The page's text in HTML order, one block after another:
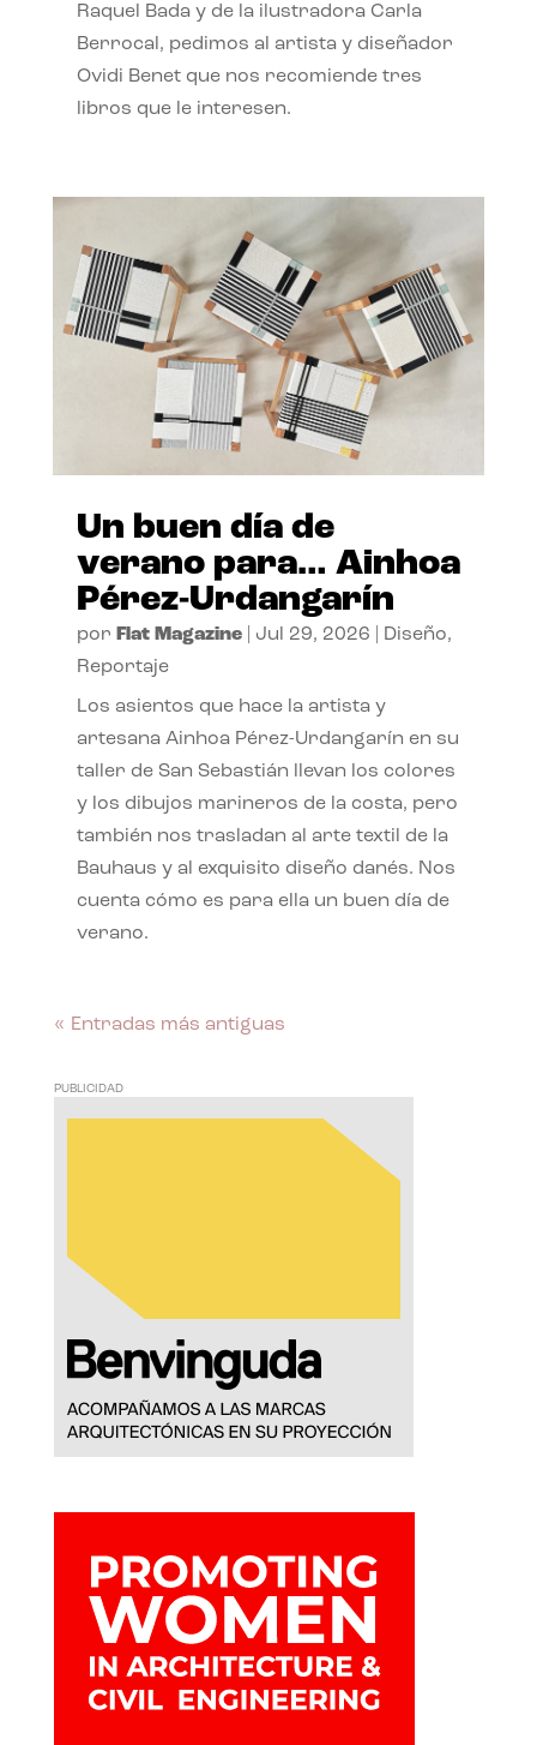
Raquel Bada y de la ilustradora Carla
Berrocal, pedimos al artista y diseñador
Ovidi Benet que nos recomiende tres
libros que le interesen.
Un buen día de
verano para… Ainhoa
Pérez-Urdangarín
por Flat Magazine| Jul 29, 2026 Diseño,
Reportaje
Los asientos que hace la artista y
artesana Ainhoa Pérez-Urdangarín en su
taller de San Sebastián llevan los colores
y los dibujos marineros de la costa, pero
también nos trasladan al arte textil de la
Bauhaus y al exquisito diseño danés. Nos
cuenta cómo es para ella un buen día de
verano.
« Entradas más antiguas
PUBLICIDAD